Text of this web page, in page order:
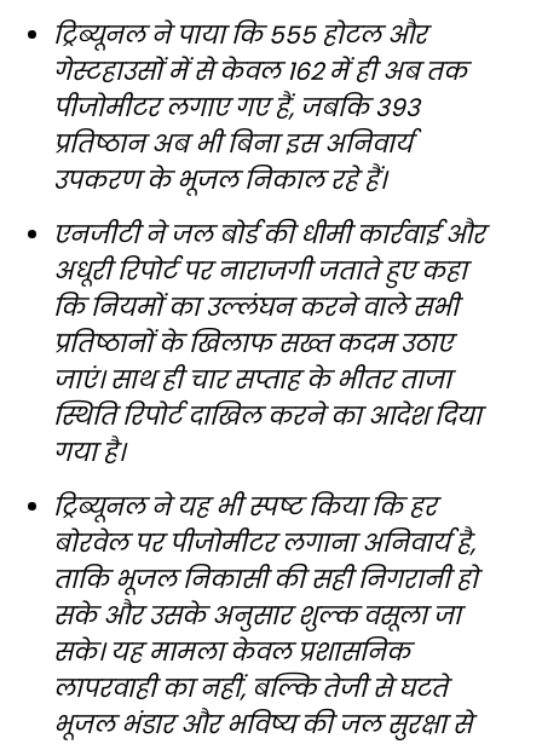
ट्रिब्यूनल ने पाया कि 555 होटल और
गेस्टहाउसों में से केवल 162 में ही अब तक
पीजोमीटर लगाए गए हैं, जबकि 393
प्रतिष्ठान अब भी बिना इस अनिवार्य
उपकरण के भूजल निकाल रहे हैं।
एनजीटी ने जल बोर्ड की धीमी कार्रवाई और
अधूरी रिपोर्ट पर नाराजगी जताते हुए कहा
कि नियमों का उल्लंघन करने वाले सभी
प्रतिष्ठानों के खिलाफ सख्त कदम उठाए
जाएं। साथ ही चार सप्ताह के भीतर ताजा
स्थिति रिपोर्ट दाखिल करने का आदेश दिया
गया है।
ट्रिब्यूनल ने यह भी स्पष्ट किया कि हर
बोरवेल पर पीजोमीटर लगाना अनिवार्य है,
ताकि भूजल निकासी की सही निगरानी हो
सके और उसके अनुसार शुल्क वसूला जा
सके। यह मामला केवल प्रशासनिक
लापरवाही का नहीं, बल्कि तेजी से घटते
भूजल भंडार और भविष्य की जल सुरक्षा से